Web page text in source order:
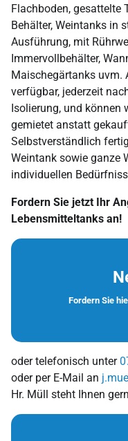
Flachboden, gesattelte
Behälter, Weintanks in
Ausführung, mit
Immervollbehälter,
Maischegärtanks uvm.
verfügbar, jederzeit
Isolierung, und können
gemietet anstatt
Selbstverständlich
Weintank sowie ganze
individuellen
Fordern Sie jetzt Ihr
Lebensmitteltanks an!
Fordern Sie
oder telefonisch unter
oder per E-Mail an
Hr. Müll steht Ihnen